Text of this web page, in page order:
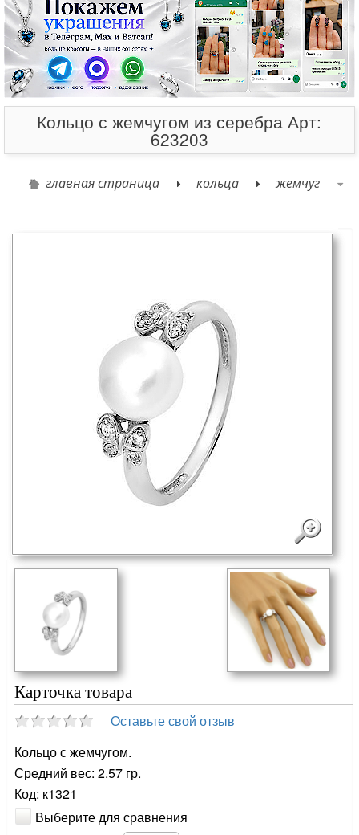
Кольцо с жемчугом из серебра Арт:
623203
главная страница кольца жемчуг
Карточка товара
Оставьте свой отзыв
Кольцо с жемчугом.
Средний вес: 2.57 гр.
Код: к1321
Выберите для сравнения